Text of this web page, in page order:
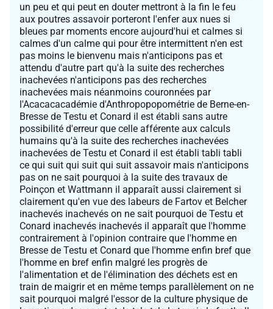
un peu et qui peut en douter mettront à la fin le feu
aux poutres assavoir porteront l'enfer aux nues si
bleues par moments encore aujourd'hui et calmes si
calmes d'un calme qui pour être intermittent n'en est
pas moins le bienvenu mais n'anticipons pas et
attendu d'autre part qu'à la suite des recherches
inachevées n'anticipons pas des recherches
inachevées mais néanmoins couronnées par
l'Acacacacadémie d'Anthropopopométrie de Berne-en-
Bresse de Testu et Conard il est établi sans autre
possibilité d'erreur que celle afférente aux calculs
humains qu'à la suite des recherches inachevées
inachevées de Testu et Conard il est établi tabli tabli
ce qui suit qui suit qui suit assavoir mais n'anticipons
pas on ne sait pourquoi à la suite des travaux de
Poinçon et Wattmann il apparaît aussi clairement si
clairement qu'en vue des labeurs de Fartov et Belcher
inachevés inachevés on ne sait pourquoi de Testu et
Conard inachevés inachevés il apparaît que l'homme
contrairement à l'opinion contraire que l'homme en
Bresse de Testu et Conard que l'homme enfin bref que
l'homme en bref enfin malgré les progrès de
l'alimentation et de l'élimination des déchets est en
train de maigrir et en même temps parallèlement on ne
sait pourquoi malgré l'essor de la culture physique de